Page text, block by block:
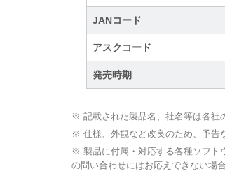
JANコード
アスクコード
発売時期
※ 記載された製品名、社名等は各社
※ 仕様、外観など改良のため、予告
※ 製品に付属・対応する各種ソフト
の問い合わせにはお応えできない場